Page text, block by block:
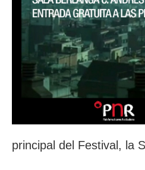
principal del Festival, la